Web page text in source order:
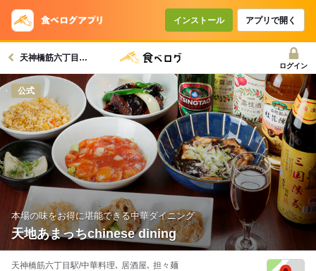
インストール アプリで開く
天神橋筋六丁目駅グルメへ
ログイン
公式
本場の味をお得に堪能できる中華ダイニング
天地あまっちchinese dining
天神橋筋六丁目駅/中華料理､ 居酒屋､ 担々麺